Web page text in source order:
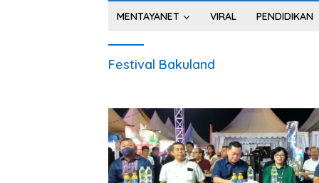
MENTAYANET VIRAL PENDIDIKAN
Festival Bakuland